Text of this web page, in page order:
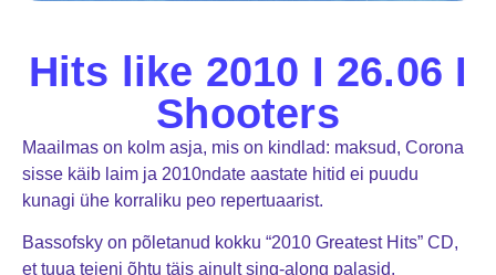
Hits like 2010 I 26.06 I
Shooters
Maailmas on kolm asja, mis on kindlad: maksud, Corona
sisse käib laim ja 2010ndate aastate hitid ei puudu
kunagi ühe korraliku peo repertuaarist.
Bassofsky on põletanud kokku “2010 Greatest Hits” CD,
et tuua teieni õhtu täis ainult sing-along palasid.